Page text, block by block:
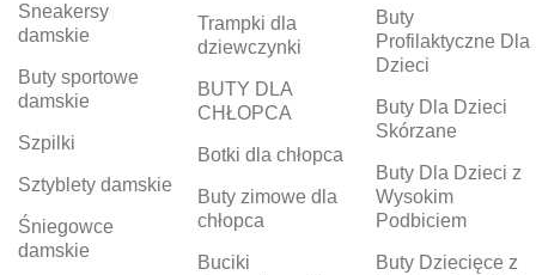
Sneakersy
damskie
Buty sportowe
damskie
Szpilki
Sztyblety damskie
Śniegowce
damskie
Trampki dla
dziewczynki
BUTY DLA
CHŁOPCA
Botki dla chłopca
Buty zimowe dla
chłopca
Buciki
Buty
Profilaktyczne Dla
Dzieci
Buty Dla Dzieci
Skórzane
Buty Dla Dzieci z
Wysokim
Podbiciem
Buty Dziecięce z